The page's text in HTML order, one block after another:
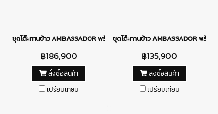
ชุดโต๊ะทานข้าว AMBASSADOR พร้อมเก้าอี้ BERNINI
฿186,900
สั่งซื้อสินค้า
เปรียบเทียบ
ชุดโต๊ะทานข้าว AMBASSADOR พร้อม
฿135,900
สั่งซื้อสินค้า
เปรียบเทียบ